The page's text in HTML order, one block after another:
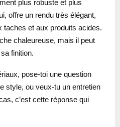
plus robuste et plus
offre un rendu très élégant,
taches et aux produits acides.
chaleureuse, mais il peut
finition.
pose-toi une question
style, ou veux-tu un entretien
c’est cette réponse qui